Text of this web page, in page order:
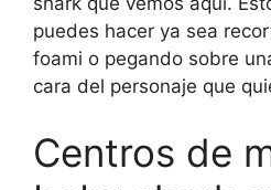
puedes hacer ya sea
foami o pegando sobre
cara del personaje que
Centros de